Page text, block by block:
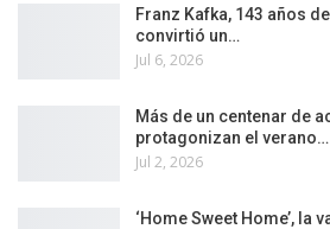
Franz Kafka, 143 años
convirtió un…
Jul 6, 2026
Más de un centenar de
protagonizan el verano…
Jul 2, 2026
‘Home Sweet Home’, la